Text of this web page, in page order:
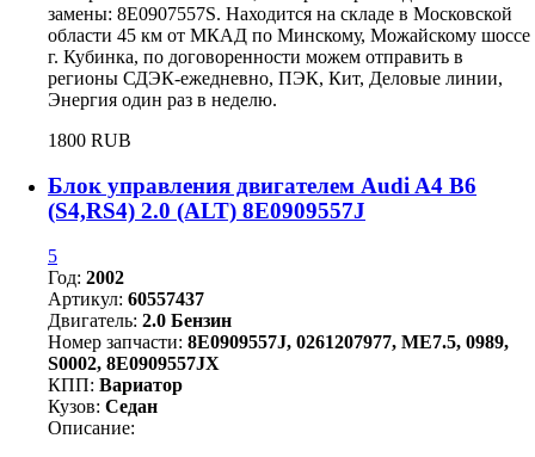
замены: 8E0907557S. Находится на складе в Московской
области 45 км от МКАД по Минскому, Можайскому шоссе
г. Кубинка, по договоренности можем отправить в
регионы СДЭК-ежедневно, ПЭК, Кит, Деловые линии,
Энергия один раз в неделю.
1800 RUB
Блок управления двигателем Audi A4 B6
(S4,RS4) 2.0 (ALT) 8E0909557J
5
Год: 2002
Артикул: 60557437
Двигатель: 2.0 Бензин
Номер запчасти: 8E0909557J, 0261207977, ME7.5, 0989,
S0002, 8E0909557JX
КПП: Вариатор
Кузов: Седан
Описание: